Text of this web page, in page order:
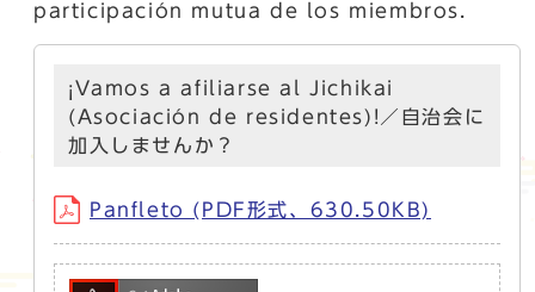
participación mutua de los miembros.
¡Vamos a afiliarse al Jichikai
(Asociación de residentes)!／自治会に
加入しませんか？
Panfleto (PDF形式、630.50KB)